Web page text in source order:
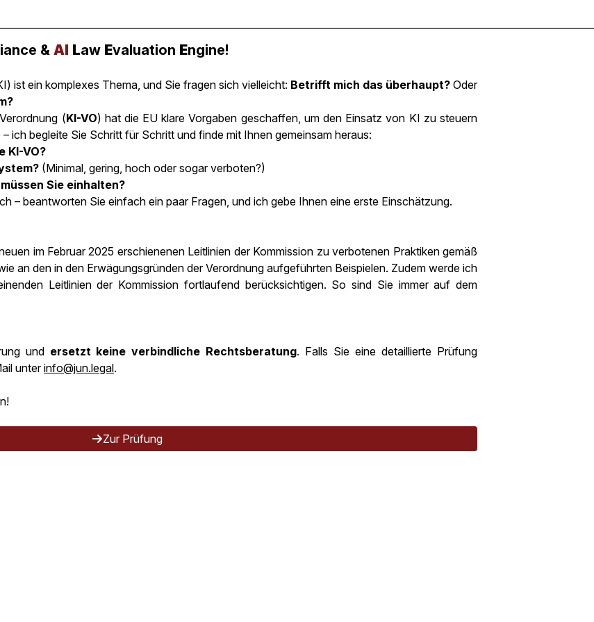
& AI Law Evaluation Engine!
ist ein komplexes Thema, und Sie fragen sich vielleicht: Betrifft mich das überhaupt? Oder
(KI-VO) hat die EU klare Vorgaben geschaffen, um den Einsatz von KI zu steuern
ich begleite Sie Schritt für Schritt und finde mit Ihnen gemeinsam heraus:
KI-VO?
(Minimal, gering, hoch oder sogar verboten?)
Sie einhalten?
– beantworten Sie einfach ein paar Fragen, und ich gebe Ihnen eine erste Einschätzung.
im Februar 2025 erschienenen Leitlinien der Kommission zu verbotenen Praktiken gemäß
an den in den Erwägungsgründen der Verordnung aufgeführten Beispielen. Zudem werde ich
Leitlinien der Kommission fortlaufend berücksichtigen. So sind Sie immer auf dem
und ersetzt keine verbindliche Rechtsberatung. Falls Sie eine detaillierte Prüfung
unterinfo@jun.legal.
Zur Prüfung